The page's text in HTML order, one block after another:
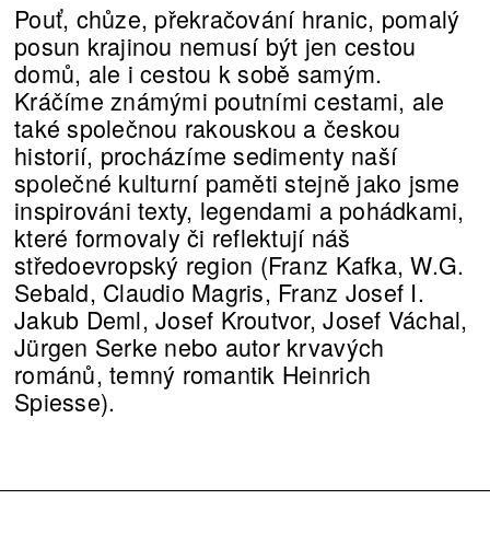
Pouť, chůze, překračování hranic, pomalý
posun krajinou nemusí být jen cestou
domů, ale i cestou k sobě samým.
Kráčíme známými poutními cestami, ale
také společnou rakouskou a českou
historií, procházíme sedimenty naší
společné kulturní paměti stejně jako jsme
inspirováni texty, legendami a pohádkami,
které formovaly či reflektují náš
středoevropský region (Franz Kafka, W.G.
Sebald, Claudio Magris, Franz Josef I.
Jakub Deml, Josef Kroutvor, Josef Váchal,
Jürgen Serke nebo autor krvavých
románů, temný romantik Heinrich
Spiesse).